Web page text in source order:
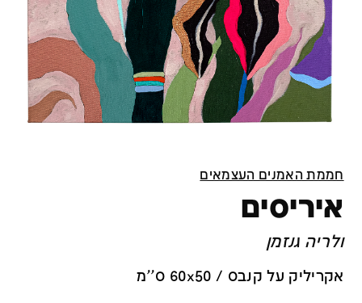
חממת האמנים העצמאים
איריסים
ולריה גנזמן
אקריליק על קנבס / 60x50 ס''מ